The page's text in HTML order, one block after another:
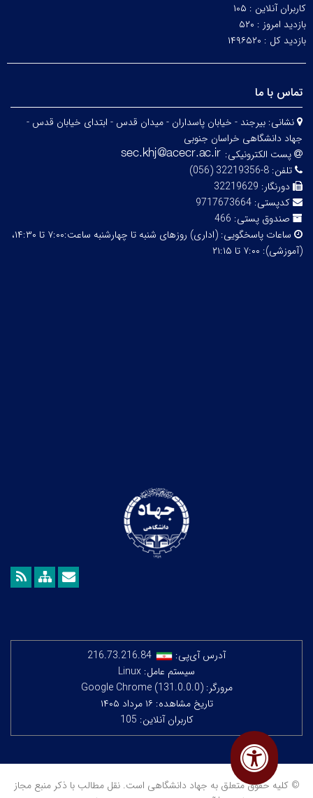
کاربران آنلاین : ۱۰۵
بازدید امروز : ۵۲۰
بازدید کل : ۱۴۹۶۵۲۰
تماس با ما
نشانی: بیرجند - خیابان پاسداران - میدان قدس - ابتدای خیابان قدس -
جهاد دانشگاهی خراسان جنوبی
پست الکترونیکی:
تلفن: 8-32219356 (056)
دورنگار: 32219629
کدپستی: 9717673664
صندوق پستی: 466
ساعات پاسخگویی:
(اداری) روزهای شنبه تا چهارشنبه ساعت:۷:۰۰ تا ۱۴:۳۰،
(آموزشی): ۷:۰۰ تا ۲۱:۱۵
آدرس آی‌پی:
216.73.216.84
سیستم عامل: Linux
مرورگر: Google Chrome (131.0.0.0)
تاریخ مشاهده: ۱۶ مرداد ۱۴۰۵
کاربران آنلاین: 105
© کلیه حقوق متعلق به جهاد دانشگاهی است. نقل مطالب با ذکر منبع مجاز